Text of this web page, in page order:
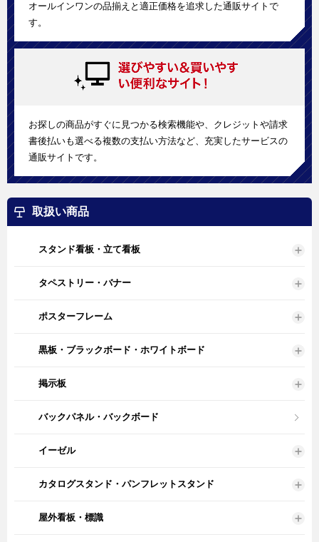
オールインワンの品揃えと適正価格を追求した通販サイトで
す。
お探しの商品がすぐに見つかる検索機能や、クレジットや請求
書後払いも選べる複数の支払い方法など、充実したサービスの
通販サイトです。
取扱い商品
スタンド看板・立て看板
タペストリー・バナー
ポスターフレーム
黒板・ブラックボード・ホワイトボード
掲示板
バックパネル・バックボード
イーゼル
カタログスタンド・パンフレットスタンド
屋外看板・標識